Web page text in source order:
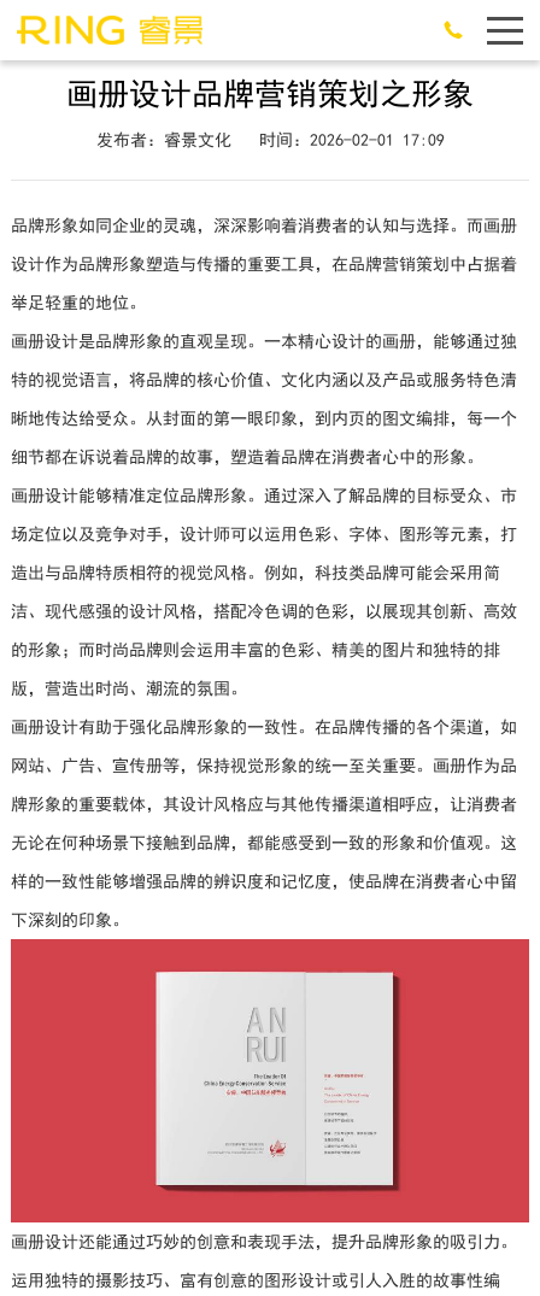
画册设计品牌营销策划之形象
发布者：睿景文化 时间：2026-02-01 17:09
品牌形象如同企业的灵魂，深深影响着消费者的认知与选择。而画册
设计作为品牌形象塑造与传播的重要工具，在品牌营销策划中占据着
举足轻重的地位。
画册设计是品牌形象的直观呈现。一本精心设计的画册，能够通过独
特的视觉语言，将品牌的核心价值、文化内涵以及产品或服务特色清
晰地传达给受众。从封面的第一眼印象，到内页的图文编排，每一个
细节都在诉说着品牌的故事，塑造着品牌在消费者心中的形象。
画册设计能够精准定位品牌形象。通过深入了解品牌的目标受众、市
场定位以及竞争对手，设计师可以运用色彩、字体、图形等元素，打
造出与品牌特质相符的视觉风格。例如，科技类品牌可能会采用简
洁、现代感强的设计风格，搭配冷色调的色彩，以展现其创新、高效
的形象；而时尚品牌则会运用丰富的色彩、精美的图片和独特的排
版，营造出时尚、潮流的氛围。
画册设计有助于强化品牌形象的一致性。在品牌传播的各个渠道，如
网站、广告、宣传册等，保持视觉形象的统一至关重要。画册作为品
牌形象的重要载体，其设计风格应与其他传播渠道相呼应，让消费者
无论在何种场景下接触到品牌，都能感受到一致的形象和价值观。这
样的一致性能够增强品牌的辨识度和记忆度，使品牌在消费者心中留
下深刻的印象。
画册设计还能通过巧妙的创意和表现手法，提升品牌形象的吸引力。
运用独特的摄影技巧、富有创意的图形设计或引人入胜的故事性编